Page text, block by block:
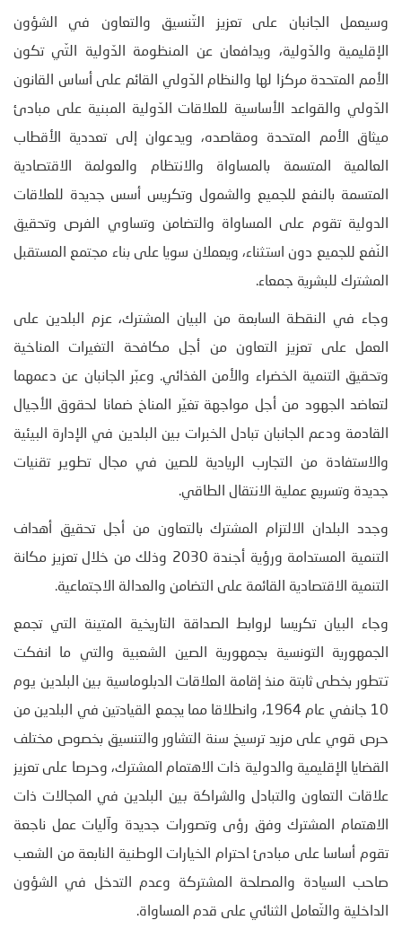
وسيعمل الجانبان على تعزيز التّنسيق والتعاون في الشؤون
الإقليمية والدّولية، ويدافعان عن المنظومة الدّولية التّي تكون
الأمم المتحدة مركزا لها والنظام الدّولي القائم على أساس القانون
الدّولي والقواعد الأساسية للعلاقات الدّولية المبنية على مبادئ
ميثاق الأمم المتحدة ومقاصده، ويدعوان إلى تعددية الأقطاب
العالمية المتسمة بالمساواة والانتظام والعولمة الاقتصادية
المتسمة بالنفع للجميع والشمول وتكريس أسس جديدة للعلاقات
الدولية تقوم على المساواة والتضامن وتساوي الفرص وتحقيق
النّفع للجميع دون استثناء، ويعملان سويا على بناء مجتمع المستقبل
المشترك للبشرية جمعاء.
وجاء في النقطة السابعة من البيان المشترك، عزم البلدين على
العمل على تعزيز التعاون من أجل مكافحة التغيرات المناخية
وتحقيق التنمية الخضراء والأمن الغذائي. وعبّر الجانبان عن دعمهما
لتعاضد الجهود من أجل مواجهة تغيّر المناخ ضمانا لحقوق الأجيال
القادمة ودعم الجانبان تبادل الخبرات بين البلدين في الإدارة البيئية
والاستفادة من التجارب الريادية للصين في مجال تطوير تقنيات
جديدة وتسريع عملية الانتقال الطاقي.
وجدد البلدان الالتزام المشترك بالتعاون من أجل تحقيق أهداف
التنمية المستدامة ورؤية أجندة 2030 وذلك من خلال تعزيز مكانة
التنمية الاقتصادية القائمة على التضامن والعدالة الاجتماعية.
وجاء البيان تكريسا لروابط الصداقة التاريخية المتينة التي تجمع
الجمهورية التونسية بجمهورية الصين الشعبية والتي ما انفكت
تتطور بخطى ثابتة منذ إقامة العلاقات الدبلوماسية بين البلدين يوم
10 جانفي عام 1964، وانطلاقا مما يجمع القيادتين في البلدين من
حرص قوي على مزيد ترسيخ سنة التشاور والتنسيق بخصوص مختلف
القضايا الإقليمية والدولية ذات الاهتمام المشترك، وحرصا على تعزيز
علاقات التعاون والتبادل والشراكة بين البلدين في المجالات ذات
الاهتمام المشترك وفق رؤى وتصورات جديدة وآليات عمل ناجعة
تقوم أساسا على مبادئ احترام الخيارات الوطنية النابعة من الشعب
صاحب السيادة والمصلحة المشتركة وعدم التدخل في الشؤون
الداخلية والتّعامل الثنائي على قدم المساواة.